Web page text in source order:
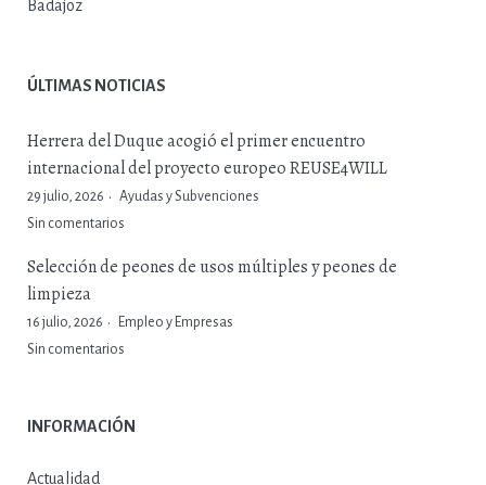
Badajoz
ÚLTIMAS NOTICIAS
Herrera del Duque acogió el primer encuentro
internacional del proyecto europeo REUSE4WILL
29 julio, 2026
Ayudas y Subvenciones
Sin comentarios
Selección de peones de usos múltiples y peones de
limpieza
16 julio, 2026
Empleo y Empresas
Sin comentarios
INFORMACIÓN
Actualidad